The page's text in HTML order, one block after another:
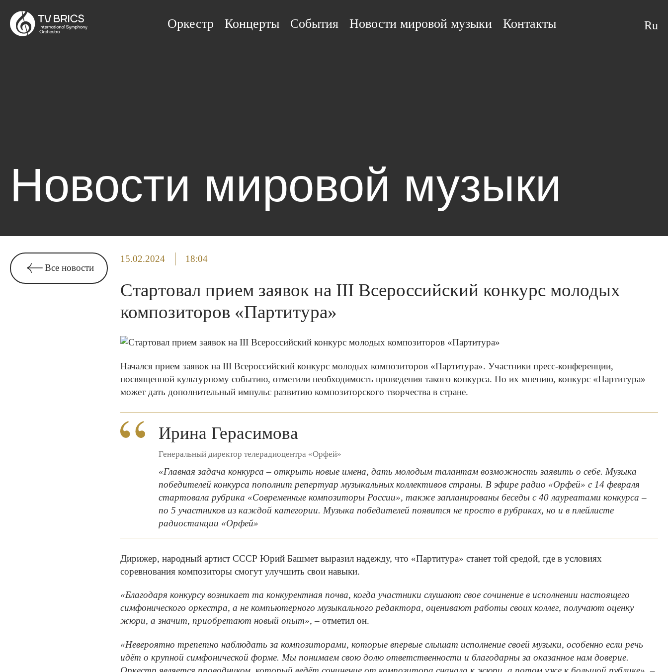
Оркестр Концерты События Новости мировой музыки Контакты Ru
Новости мировой музыки
Все новости
15.02.2024 18:04
Стартовал прием заявок на III Всероссийский конкурс молодых
композиторов «Партитура»
Начался прием заявок на III Всероссийский конкурс молодых композиторов «Партитура». Участники пресс-конференции,
посвященной культурному событию, отметили необходимость проведения такого конкурса. По их мнению, конкурс «Партитура»
может дать дополнительный импульс развитию композиторского творчества в стране.
Ирина Герасимова
Генеральный директор телерадиоцентра «Орфей»
«Главная задача конкурса – открыть новые имена, дать молодым талантам возможность заявить о себе. Музыка
победителей конкурса пополнит репертуар музыкальных коллективов страны. В эфире радио «Орфей» с 14 февраля
стартовала рубрика «Современные композиторы России», также запланированы беседы с 40 лауреатами конкурса –
по 5 участников из каждой категории. Музыка победителей появится не просто в рубриках, но и в плейлисте
радиостанции «Орфей»
Дирижер, народный артист СССР Юрий Башмет выразил надежду, что «Партитура» станет той средой, где в условиях
соревнования композиторы смогут улучшить свои навыки.
«Благодаря конкурсу возникает та конкурентная почва, когда участники слушают свое сочинение в исполнении настоящего
симфонического оркестра, а не компьютерного музыкального редактора, оценивают работы своих коллег, получают оценку
жюри, а значит, приобретают новый опыт», – отметил он.
«Невероятно трепетно наблюдать за композиторами, которые впервые слышат исполнение своей музыки, особенно если речь
идёт о крупной симфонической форме. Мы понимаем свою долю ответственности и благодарны за оказанное нам доверие.